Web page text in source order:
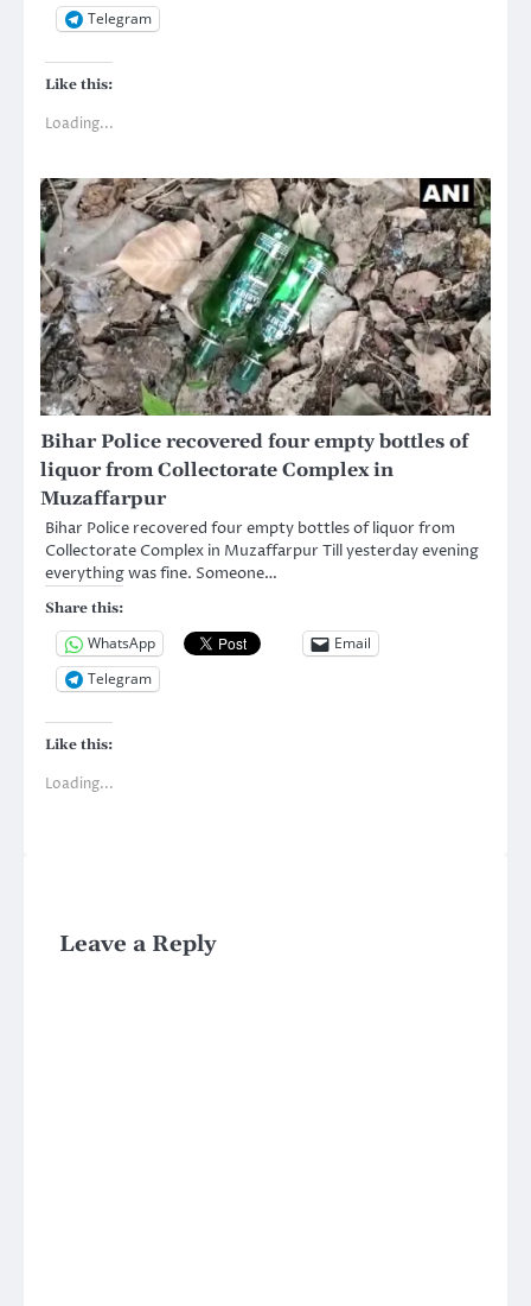
Telegram
Like this:
Loading...
Bihar Police recovered four empty bottles of
liquor from Collectorate Complex in
Muzaffarpur
Bihar Police recovered four empty bottles of liquor from
Collectorate Complex in Muzaffarpur Till yesterday evening
everything was fine. Someone…
Share this:
WhatsApp
Email
Telegram
Like this:
Loading...
Leave a Reply